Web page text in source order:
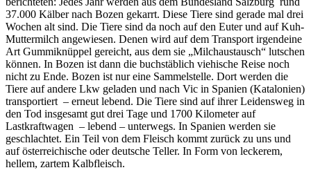
37.000 Kälber nach Bozen gekarrt. Diese Tiere sind gerade mal drei
Wochen alt sind. Die Tiere sind da noch auf den Euter und auf Kuh-
Muttermilch angewiesen. Denen wird auf dem Transport irgendeine
Art Gummiknüppel gereicht, aus dem sie „Milchaustausch“ lutschen
können. In Bozen ist dann die buchstäblich viehische Reise noch
nicht zu Ende. Bozen ist nur eine Sammelstelle. Dort werden die
Tiere auf andere Lkw geladen und nach Vic in Spanien (Katalonien)
transportiert – erneut lebend. Die Tiere sind auf ihrer Leidensweg in
den Tod insgesamt gut drei Tage und 1700 Kilometer auf
Lastkraftwagen – lebend – unterwegs. In Spanien werden sie
geschlachtet. Ein Teil von dem Fleisch kommt zurück zu uns und
auf österreichische oder deutsche Teller. In Form von leckerem,
hellem, zartem Kalbfleisch.